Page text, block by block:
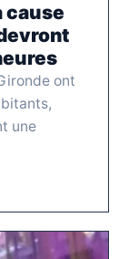
cause
ont
une